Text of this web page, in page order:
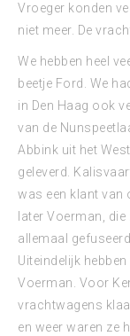
Vroeger konden
niet meer. De
We hebben heel
beetje Ford. We
in Den Haag ook
van de
Abbink uit het
geleverd.
was een klant van
later Voerman,
allemaal
Uiteindelijk
Voerman. Voor
vrachtwagens
en weer waren ze